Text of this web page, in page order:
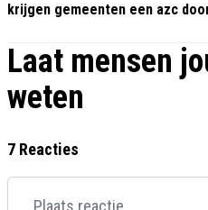
krijgen gemeenten een azc
Laat mensen
weten
7 Reacties